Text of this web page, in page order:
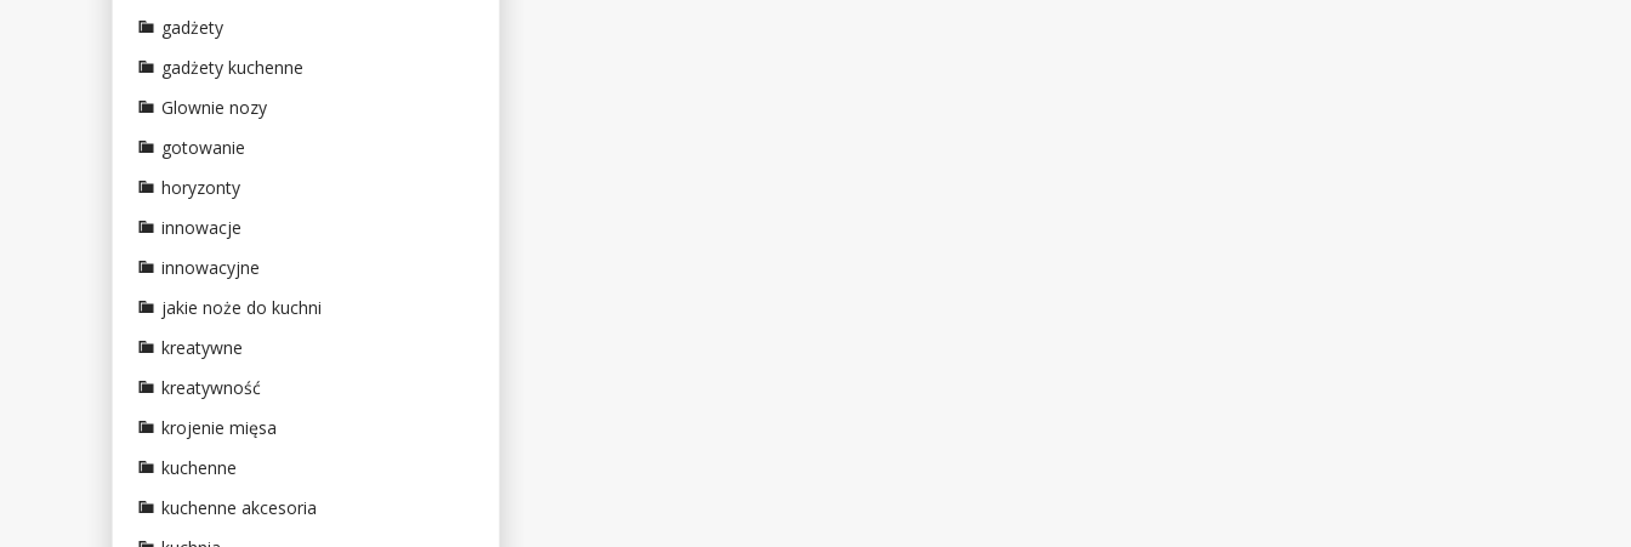
gadżety
gadżety kuchenne
Glownie nozy
gotowanie
horyzonty
innowacje
innowacyjne
jakie noże do kuchni
kreatywne
kreatywność
krojenie mięsa
kuchenne
kuchenne akcesoria